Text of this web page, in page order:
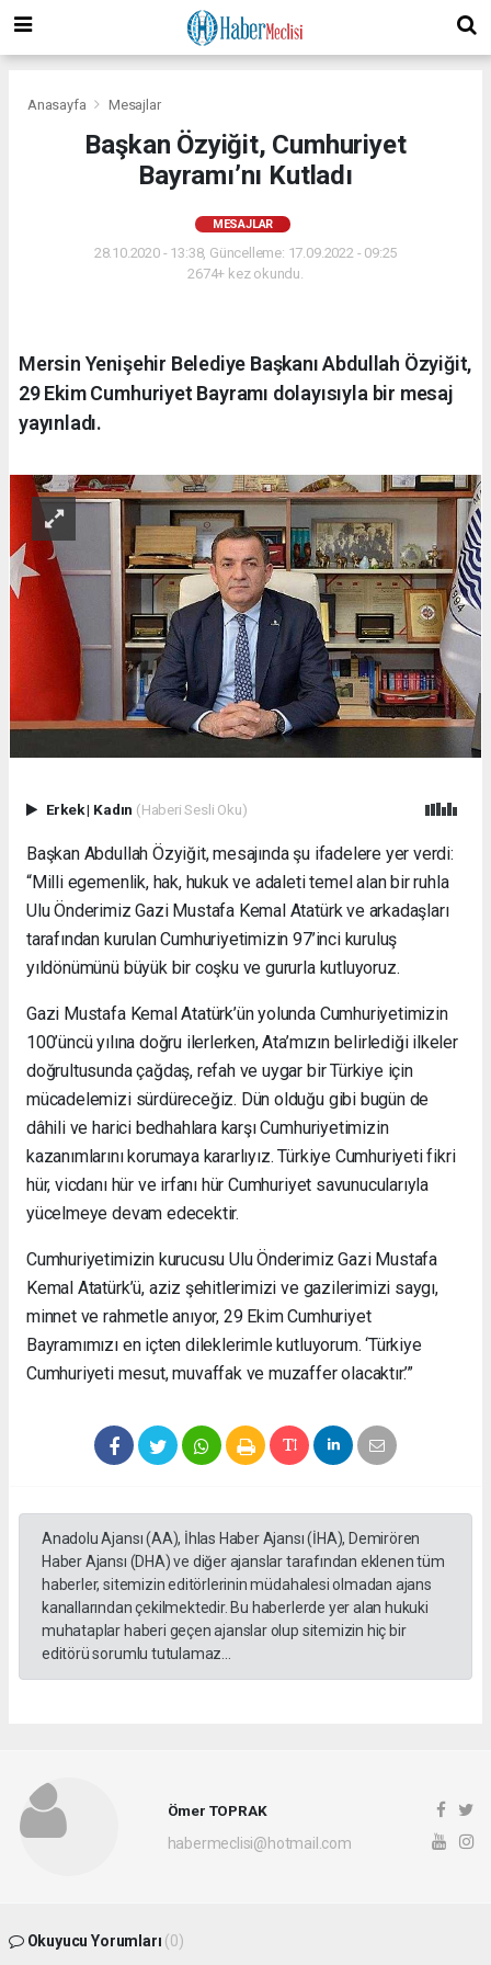
Anasayfa Mesajlar
Başkan Özyiğit, Cumhuriyet
Bayramı’nı Kutladı
MESAJLAR
28.10.2020 - 13:38, Güncelleme: 17.09.2022 - 09:25
2674+ kez okundu.
Mersin Yenişehir Belediye Başkanı Abdullah Özyiğit,
29 Ekim Cumhuriyet Bayramı dolayısıyla bir mesaj
yayınladı.
Erkek| Kadın (Haberi Sesli Oku)
Başkan Abdullah Özyiğit, mesajında şu ifadelere yer verdi:
“Milli egemenlik, hak, hukuk ve adaleti temel alan bir ruhla
Ulu Önderimiz Gazi Mustafa Kemal Atatürk ve arkadaşları
tarafından kurulan Cumhuriyetimizin 97’inci kuruluş
yıldönümünü büyük bir coşku ve gururla kutluyoruz.
Gazi Mustafa Kemal Atatürk’ün yolunda Cumhuriyetimizin
100’üncü yılına doğru ilerlerken, Ata’mızın belirlediği ilkeler
doğrultusunda çağdaş, refah ve uygar bir Türkiye için
mücadelemizi sürdüreceğiz. Dün olduğu gibi bugün de
dâhili ve harici bedhahlara karşı Cumhuriyetimizin
kazanımlarını korumaya kararlıyız. Türkiye Cumhuriyeti fikri
hür, vicdanı hür ve irfanı hür Cumhuriyet savunucularıyla
yücelmeye devam edecektir.
Cumhuriyetimizin kurucusu Ulu Önderimiz Gazi Mustafa
Kemal Atatürk’ü, aziz şehitlerimizi ve gazilerimizi saygı,
minnet ve rahmetle anıyor, 29 Ekim Cumhuriyet
Bayramımızı en içten dileklerimle kutluyorum. ‘Türkiye
Cumhuriyeti mesut, muvaffak ve muzaffer olacaktır.’”
Anadolu Ajansı (AA), İhlas Haber Ajansı (İHA), Demirören
Haber Ajansı (DHA) ve diğer ajanslar tarafından eklenen tüm
haberler, sitemizin editörlerinin müdahalesi olmadan ajans
kanallarından çekilmektedir. Bu haberlerde yer alan hukuki
muhataplar haberi geçen ajanslar olup sitemizin hiç bir
editörü sorumlu tutulamaz...
Ömer TOPRAK
habermeclisi@hotmail.com
Okuyucu Yorumları (0)